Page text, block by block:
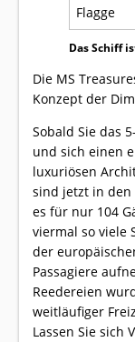
Flagge
Das Schiff
Die MS
Konzept der
Sobald Sie das
und sich einen
luxuriösen
sind jetzt in den
es für nur 104
viermal so viele
der
Passagiere
Reedereien
weitläufiger
Lassen Sie sich